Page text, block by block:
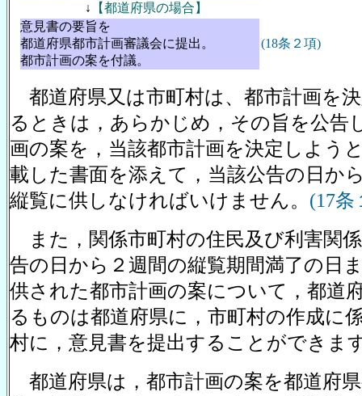
↓
【都道府県の場合】
意見書の要旨を
都道府県都市計画審議会に提出。
都市計画の案を付議。
(18条２項)
都道府県又は市町村は、都市計画を
るときは，あらかじめ，その旨を公告
画の案を，当該都市計画を決定しよう
載した書面を添えて，当該公告の日か
縦覧に供しなければいけません。 (17条
また，関係市町村の住民及び利害関
告の日から２週間の縦覧期間満了の日
供された都市計画の案について，都道
るものは都道府県に，市町村の作成に
村に，意見書を提出することができま
都道府県は，都市計画の案を都道府